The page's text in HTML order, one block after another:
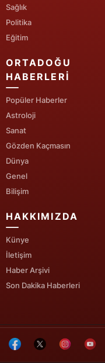
Sağlık
Politika
Eğitim
ORTADOĞU
HABERLERI
Popüler Haberler
Astroloji
Sanat
Gözden Kaçmasın
Dünya
Genel
Bilişim
HAKKIMIZDA
Künye
İletişim
Haber Arşivi
Son Dakika Haberleri